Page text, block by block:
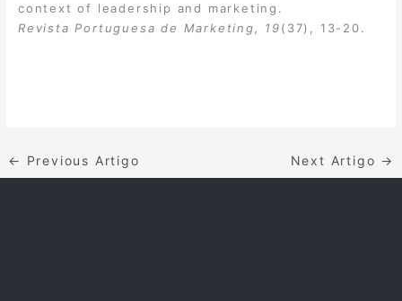
context of leadership and marketing.
Revista Portuguesa de Marketing, 19(37), 13-20.
← Previous Artigo Next Artigo →